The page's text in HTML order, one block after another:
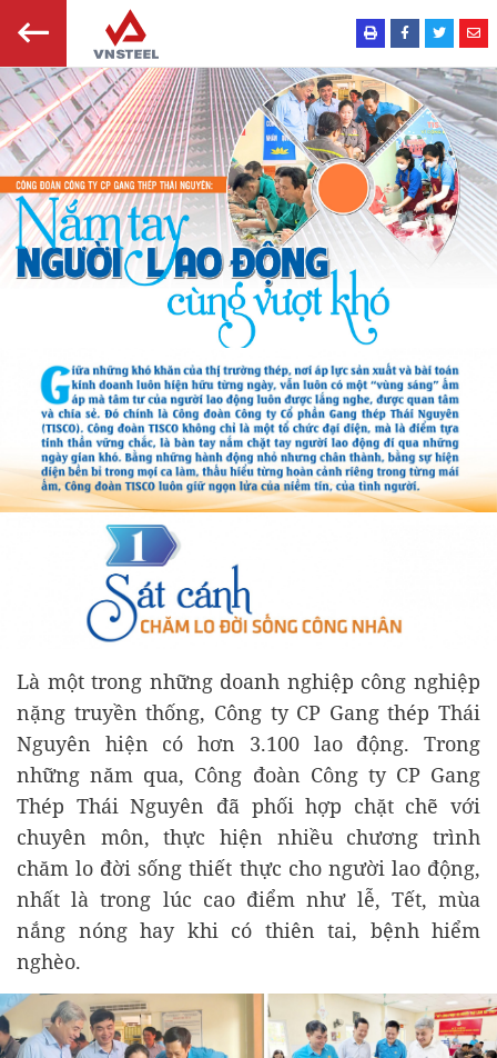
Là một trong những doanh nghiệp công nghiệp
nặng truyền thống, Công ty CP Gang thép Thái
Nguyên hiện có hơn 3.100 lao động. Trong
những năm qua, Công đoàn Công ty CP Gang
Thép Thái Nguyên đã phối hợp chặt chẽ với
chuyên môn, thực hiện nhiều chương trình
chăm lo đời sống thiết thực cho người lao động,
nhất là trong lúc cao điểm như lễ, Tết, mùa
nắng nóng hay khi có thiên tai, bệnh hiểm
nghèo.